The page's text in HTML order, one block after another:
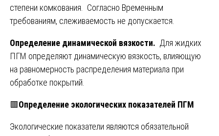
степени комкования. Согласно Временным
требованиям, слеживаемость не допускается.
Определение динамической вязкости. Для жидких
ПГМ определяют динамическую вязкость, влияющую
на равномерность распределения материала при
обработке покрытий.
🟥Определение экологических показателей ПГМ
Экологические показатели являются обязательной